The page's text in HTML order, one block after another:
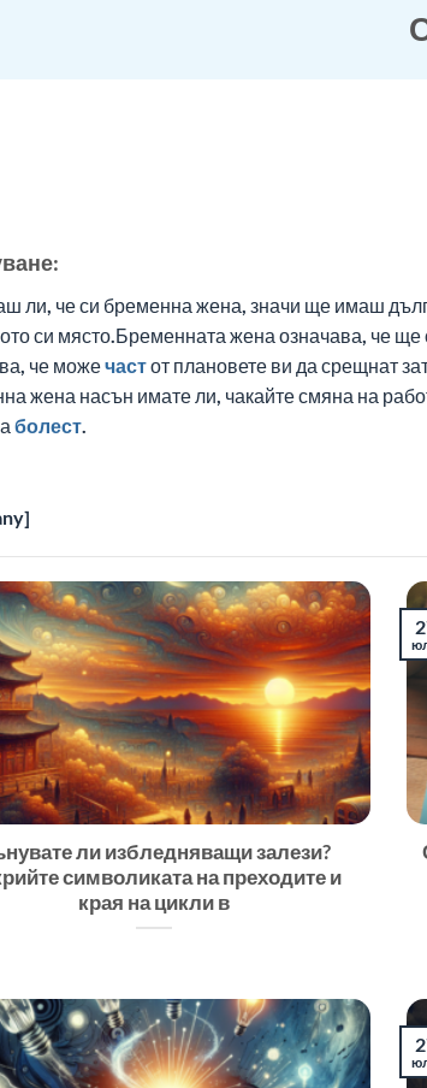
ли, че си бременна жена, значи ще имаш
си място.Бременната жена означава, че
че можечастот плановете ви да срещнат
жена насън имате ли, чакайте смяна на
болест
ли избледняващи залези?
символиката на преходите и
края на цикли в